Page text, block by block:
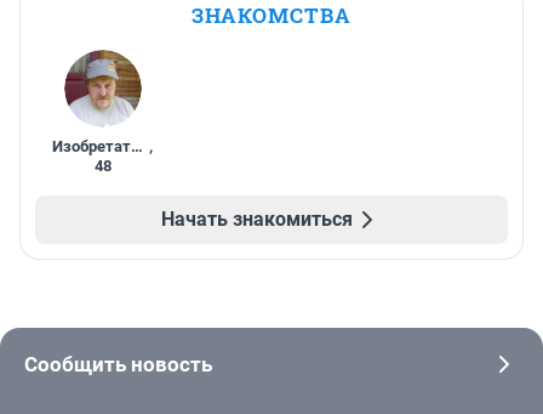
ЗНАКОМСТВА
Изобретатель ,
48
Начать знакомиться
Сообщить новость